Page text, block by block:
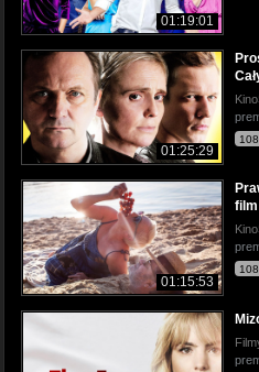
01:19:01
01:25:29
01:15:53